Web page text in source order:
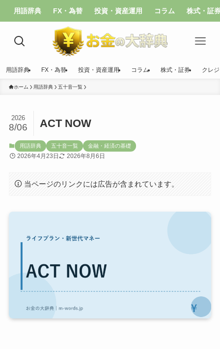
用語辞典 FX・為替 投資・資産運用 コラム 株式・証
用語辞典 FX・為替 投資・資産運用 コラム 株式・証券 クレ
ホーム 用語辞典 五十音一覧
ACT NOW
2026
8/06
用語辞典 五十音一覧 金融・経済の基礎
2026年4月23日 2026年8月6日
当ページのリンクには広告が含まれています。